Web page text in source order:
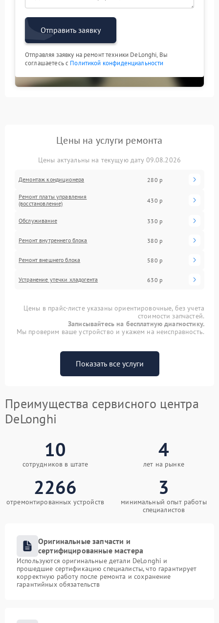
Отправить заявку
Отправляя заявку на ремонт техники DeLonghi, Вы
соглашаетесь с Политикой конфиденциальности
Цены на услуги ремонта
Цены актуальны на текущую дату 09.08.2026
Демонтаж кондиционера 280 р
Ремонт платы управления
(восстановление)
430 р
Обслуживание 330 р
Ремонт внутреннего блока 380 р
Ремонт внешнего блока 580 р
Устранение утечки хладогента 630 р
Цены в прайс-листе указаны ориентировочные, без учета
стоимости запчастей.
Записывайтесь на бесплатную диагностику.
Мы проверим ваше устройство и укажем на неисправность.
Показать все услуги
Преимущества сервисного центра
DeLonghi
10
сотрудников в штате
4
лет на рынке
2266
отремонтированных устройств
3
минимальный опыт работы
специалистов
Оригинальные запчасти и
сертифицированные мастера
Используются оригинальные детали DeLonghi и
прошедшие сертификацию специалисты, что гарантирует
корректную работу после ремонта и сохранение
гарантийных обязательств